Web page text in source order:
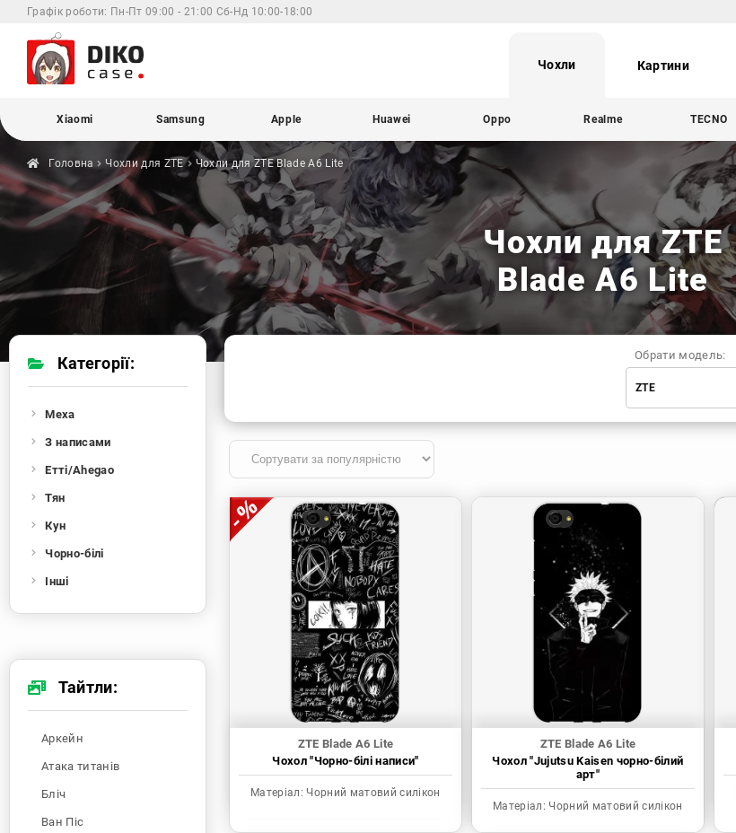
Графік роботи: Пн-Пт 09:00 - 21:00 Сб-Нд 10:00-18:00
Чохли Картини
Xiaomi Samsung Apple Huawei Oppo Realme TECNO
Головна Чохли для ZTE Чохли для ZTEBlade A6 Lite
Чохли для ZTE
Blade A6 Lite
Обрати модель:
ZTE
Samsung
Infinix
Sony
Motorola
ZTE Blade A6 Lite
Чохол "Чорно-білі написи"
Матеріал: Чорний матовий силікон
ZTE Blade A6 Lite
Чохол "Jujutsu Kaisen чорно-білий
арт"
Матеріал: Чорний матовий силікон
Категорії:
Меха
З написами
Етті/Ahegao
Тян
Кун
Чорно-білі
Інші
Тайтли:
Аркейн
Атака титанів
Бліч
Ван Піс